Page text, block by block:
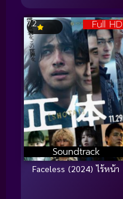
Full HD
Soundtrack
7.2
Faceless (2024) ไร้หน้า